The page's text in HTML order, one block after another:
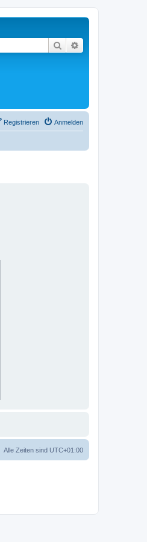
Suche
Anmelden
Registrieren
Alle Zeiten sind UTC+01:00